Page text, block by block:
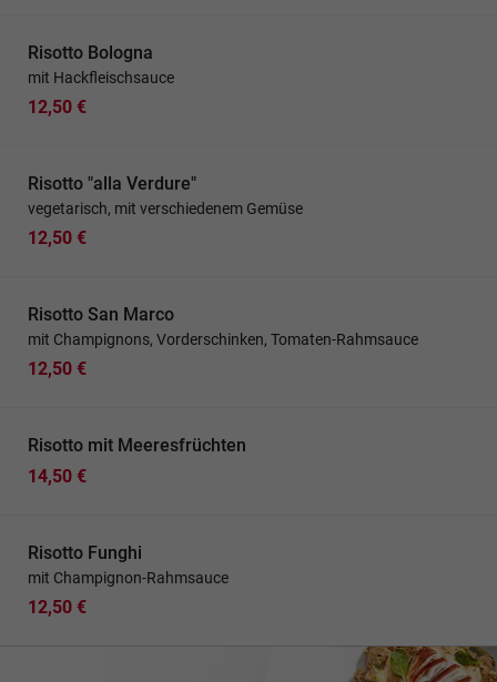
Risotto Bologna
mit Hackfleischsauce
12,50 €
Risotto "alla Verdure"
vegetarisch, mit verschiedenem Gemüse
12,50 €
Risotto San Marco
mit Champignons, Vorderschinken, Tomaten-Rahmsauce
12,50 €
Risotto mit Meeresfrüchten
14,50 €
Risotto Funghi
mit Champignon-Rahmsauce
12,50 €